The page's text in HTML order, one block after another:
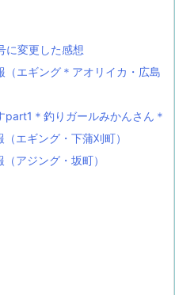
変更した感想
エギング＊アオリイカ・広島
＊釣りガールみかんさん＊
エギング・下蒲刈町）
アジング・坂町）